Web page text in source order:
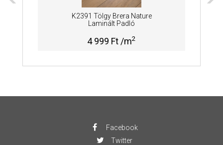
K2391 Tölgy Brera Nature
Laminált Padló
4 999 Ft /m2
Facebook
Twitter